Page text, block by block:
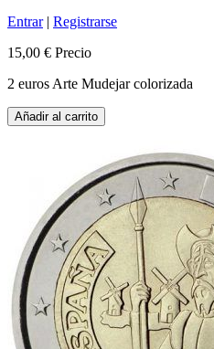
Entrar| Registrarse
15,00 € Precio
2 euros Arte Mudejar colorizada
Añadir al carrito